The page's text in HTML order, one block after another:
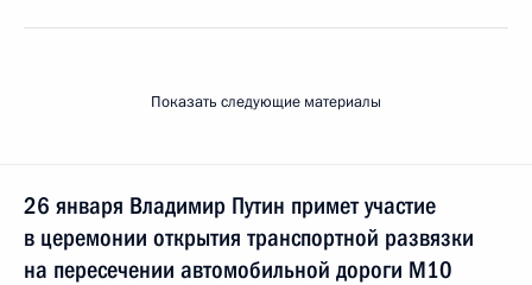
Показать следующие материалы
26 января Владимир Путин примет участие
в церемонии открытия транспортной развязки
на пересечении автомобильной дороги М10